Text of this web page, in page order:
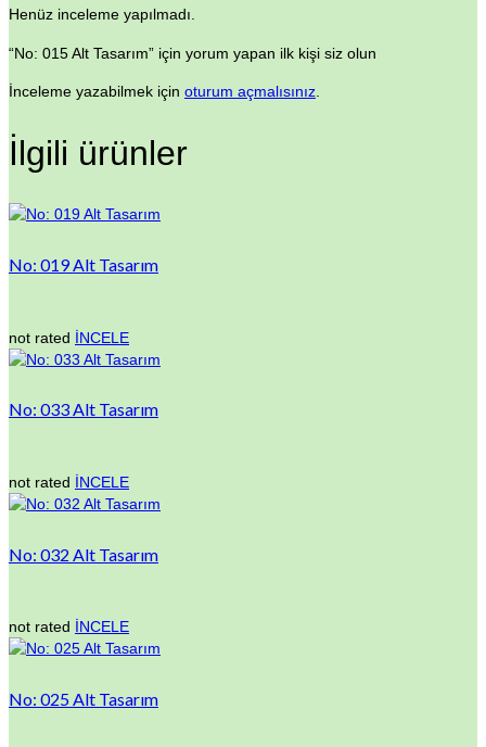
Henüz inceleme yapılmadı.
“No: 015 Alt Tasarım” için yorum yapan ilk kişi siz olun
İnceleme yazabilmek için oturum açmalısınız
İlgili ürünler
No: 019 Alt Tasarım
not rated İNCELE
No: 033 Alt Tasarım
not rated İNCELE
No: 032 Alt Tasarım
not rated İNCELE
No: 025 Alt Tasarım